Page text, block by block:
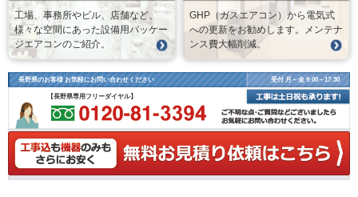
工場、事務所やビル、店舗など、
様々な空間にあった設備用パッケー
ジエアコンのご紹介。
GHP（ガスエアコン）から電気式
への更新をお勧めします。メンテナ
ンス費大幅削減。
長野県のお客様 お気軽にお問い合わせください 受付 月～金 9:00～17:30
【長野県専用フリーダイヤル】